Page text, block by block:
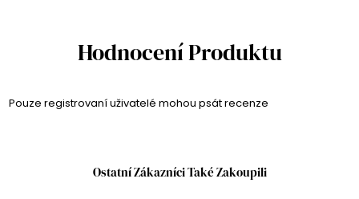
Hodnocení Produktu
Pouze registrovaní uživatelé mohou psát recenze
Ostatní Zákazníci Také Zakoupili